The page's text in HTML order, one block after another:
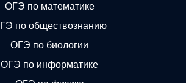
ОГЭ по математике
по обществознанию
ОГЭ по биологии
ОГЭ по информатике